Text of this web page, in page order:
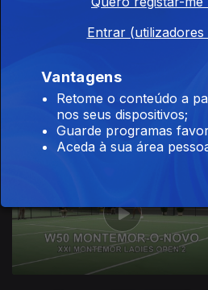
Entrar (utilizadores
Vantagens
Retome o conteúdo a
nos seus dispositivos;
Guarde programas
Aceda à sua área